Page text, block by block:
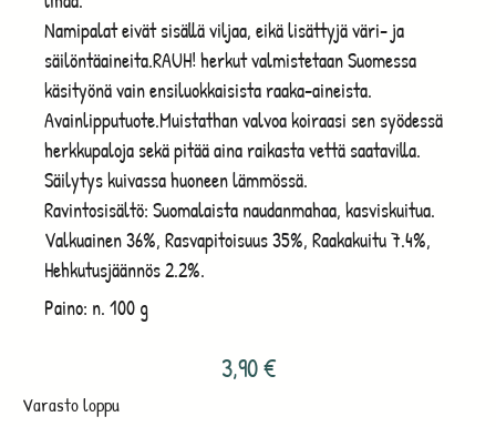
Namipalat eivät sisällä viljaa, eikä lisättyjä väri- ja
säilöntäaineita.RAUH! herkut valmistetaan Suomessa
käsityönä vain ensiluokkaisista raaka-aineista.
Avainlipputuote.Muistathan valvoa koiraasi sen syödessä
herkkupaloja sekä pitää aina raikasta vettä saatavilla.
Säilytys kuivassa huoneen lämmössä.
Ravintosisältö: Suomalaista naudanmahaa, kasviskuitua.
Valkuainen 36%, Rasvapitoisuus 35%, Raakakuitu 7.4%,
Hehkutusjäännös 2.2%.
Paino: n. 100 g
3,90€
Varasto loppu